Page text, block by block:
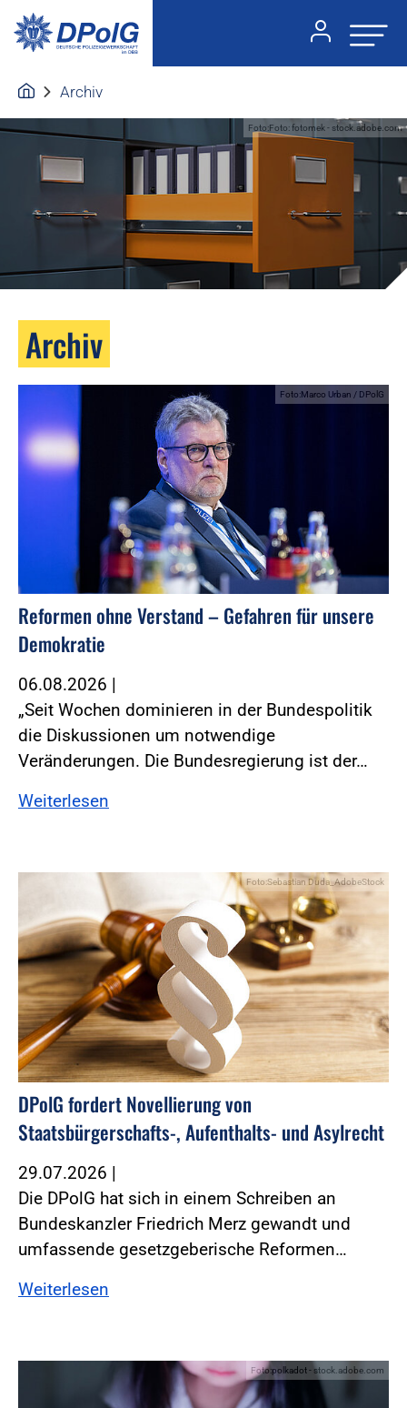
Archiv
Foto:Foto: fotomek - stock.adobe.com
Archiv
Foto:Marco Urban / DPolG
Reformen ohne Verstand – Gefahren für unsere
Demokratie
06.08.2026 |
„Seit Wochen dominieren in der Bundespolitik
die Diskussionen um notwendige
Veränderungen. Die Bundesregierung ist der…
Weiterlesen
Foto:Sebastian Duda_AdobeStock
DPolG fordert Novellierung von
Staatsbürgerschafts-, Aufenthalts- und Asylrecht
29.07.2026 |
Die DPolG hat sich in einem Schreiben an
Bundeskanzler Friedrich Merz gewandt und
umfassende gesetzgeberische Reformen…
Weiterlesen
Foto:polkadot - stock.adobe.com